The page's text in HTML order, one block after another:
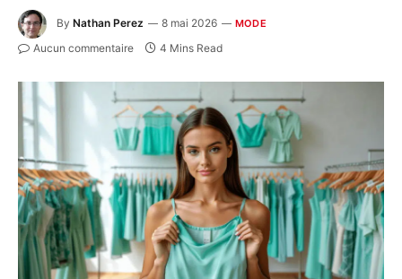
By Nathan Perez 8 mai 2026 MODE
Aucun commentaire 4 Mins Read